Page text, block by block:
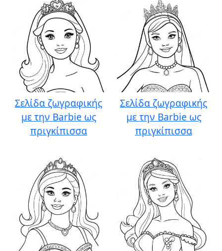
Σελίδα ζωγραφικής
με την Barbie ως
πριγκίπισσα
Σελίδα ζωγραφικής
με την Barbie ως
πριγκίπισσα